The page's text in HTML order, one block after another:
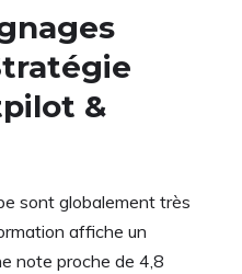
&
sont globalement très
affiche un
note proche de 4,8